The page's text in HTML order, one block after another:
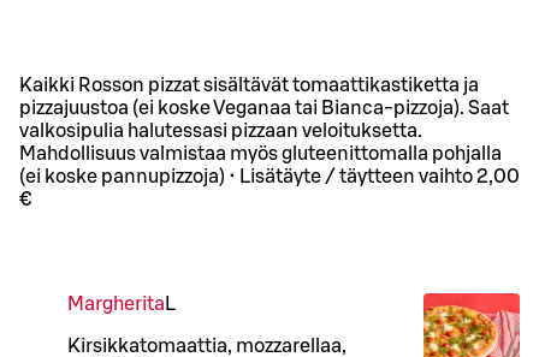
Kaikki Rosson pizzat sisältävät tomaattikastiketta ja
pizzajuustoa (ei koske Veganaa tai Bianca-pizzoja). Saat
valkosipulia halutessasi pizzaan veloituksetta.
Mahdollisuus valmistaa myös gluteenittomalla pohjalla
(ei koske pannupizzoja) • Lisätäyte / täytteen vaihto 2,00
€
Margherita L
Kirsikkatomaattia, mozzarellaa,